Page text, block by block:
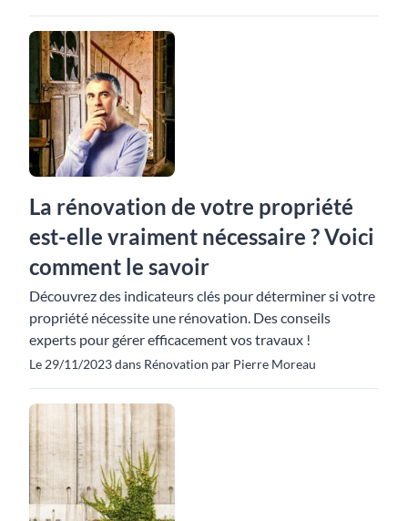
La rénovation de votre propriété
est-elle vraiment nécessaire ? Voici
comment le savoir
Découvrez des indicateurs clés pour déterminer si votre
propriété nécessite une rénovation. Des conseils
experts pour gérer efficacement vos travaux !
Le 29/11/2023 dans Rénovation par Pierre Moreau